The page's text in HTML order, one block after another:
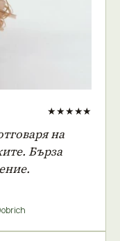
★★★★★
на
Бърза